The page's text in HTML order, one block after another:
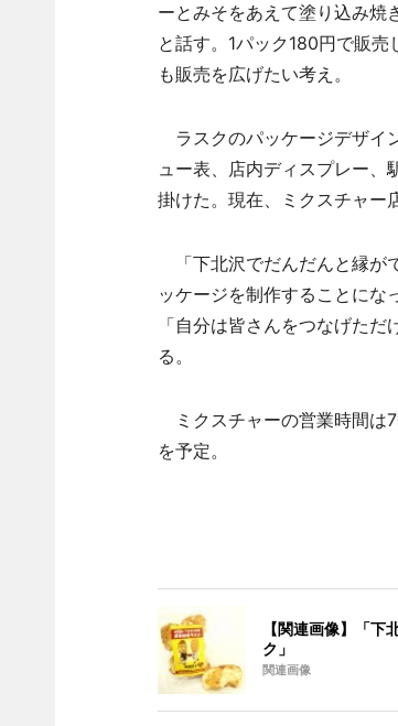
ーとみそをあえて塗り込み焼
と話す。1パック180円で販
も販売を広げたい考え。
ラスクのパッケージデザイ
ュー表、店内ディスプレー、
掛けた。現在、ミクスチャー
「下北沢でだんだんと縁が
ッケージを制作することにな
「自分は皆さんをつなげた
る。
ミクスチャーの営業時間は
を予定。
【関連画像】「下
ク」
関連画像